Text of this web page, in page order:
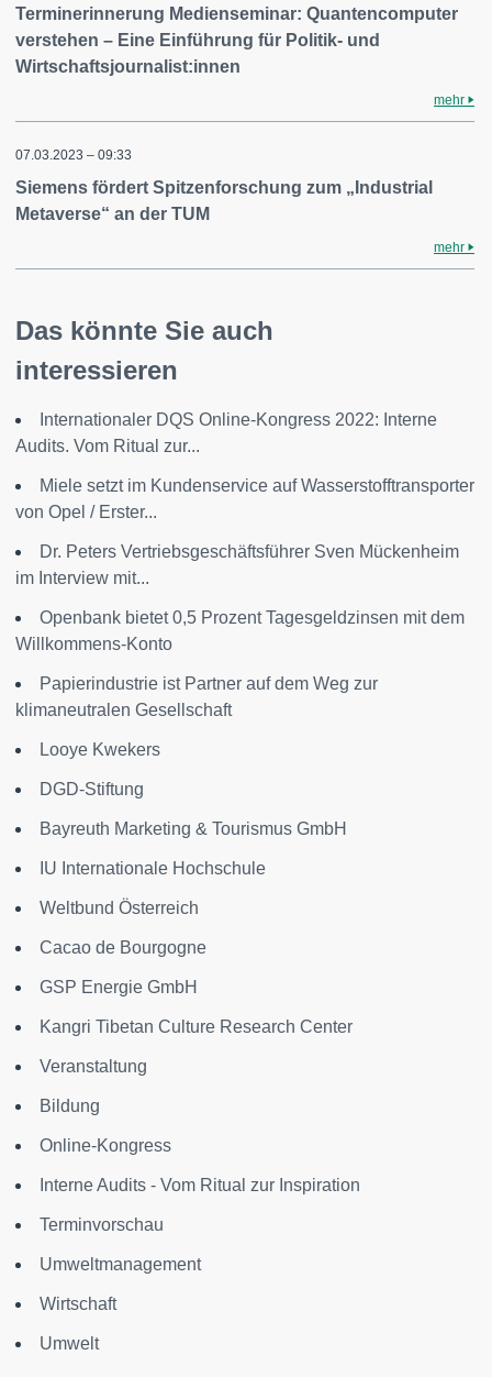
Terminerinnerung Medienseminar: Quantencomputer
verstehen – Eine Einführung für Politik- und
Wirtschaftsjournalist:innen
mehr
07.03.2023 – 09:33
Siemens fördert Spitzenforschung zum „Industrial
Metaverse“ an der TUM
mehr
Das könnte Sie auch
interessieren
Internationaler DQS Online-Kongress 2022: Interne
Audits. Vom Ritual zur...
Miele setzt im Kundenservice auf Wasserstofftransporter
von Opel / Erster...
Dr. Peters Vertriebsgeschäftsführer Sven Mückenheim
im Interview mit...
Openbank bietet 0,5 Prozent Tagesgeldzinsen mit dem
Willkommens-Konto
Papierindustrie ist Partner auf dem Weg zur
klimaneutralen Gesellschaft
Looye Kwekers
DGD-Stiftung
Bayreuth Marketing & Tourismus GmbH
IU Internationale Hochschule
Weltbund Österreich
Cacao de Bourgogne
GSP Energie GmbH
Kangri Tibetan Culture Research Center
Veranstaltung
Bildung
Online-Kongress
Interne Audits - Vom Ritual zur Inspiration
Terminvorschau
Umweltmanagement
Wirtschaft
Umwelt